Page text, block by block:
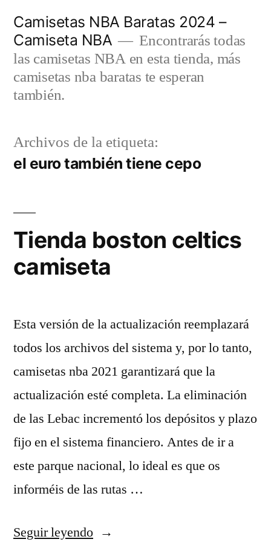
contenido
Camisetas NBA Baratas 2024 –
Camiseta NBA
Encontrarás todas
las camisetas NBA en esta tienda, más
camisetas nba baratas te esperan
también.
Archivos de la etiqueta:
el euro también tiene cepo
Tienda boston celtics
camiseta
Esta versión de la actualización reemplazará
todos los archivos del sistema y, por lo tanto,
camisetas nba 2021 garantizará que la
actualización esté completa. La eliminación
de las Lebac incrementó los depósitos y plazo
fijo en el sistema financiero. Antes de ir a
este parque nacional, lo ideal es que os
informéis de las rutas …
Seguir leyendo«Tienda